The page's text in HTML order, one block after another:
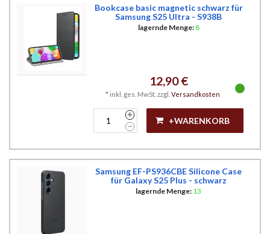
Bookcase basic magnetic schwarz für
Samsung S25 Ultra - S938B
lagernde Menge: 8
12,90 €
* inkl. ges. MwSt. zzgl. Versandkosten
+WARENKORB
Samsung EF-PS936CBE Silicone Case
für Galaxy S25 Plus - schwarz
lagernde Menge: 13